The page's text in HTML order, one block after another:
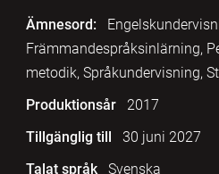
Ämnesord:
Främmandespråksinlärning,
metodik, Språkundervisning,
Produktionsår
2017
Tillgänglig till
30 juni 2027
Talat språk
Svenska